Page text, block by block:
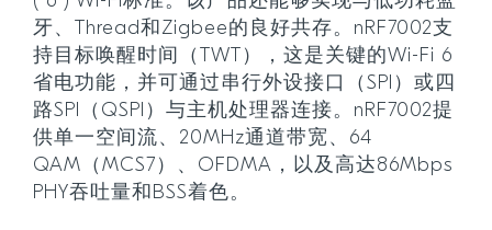
牙、Thread和Zigbee的良好共存。nRF7002支
持目标唤醒时间（TWT），这是关键的Wi-Fi 6
省电功能，并可通过串行外设接口（SPI）或四
路SPI（QSPI）与主机处理器连接。nRF7002提
供单一空间流、20MHz通道带宽、64
QAM（MCS7）、OFDMA，以及高达86Mbps
PHY吞吐量和BSS着色。